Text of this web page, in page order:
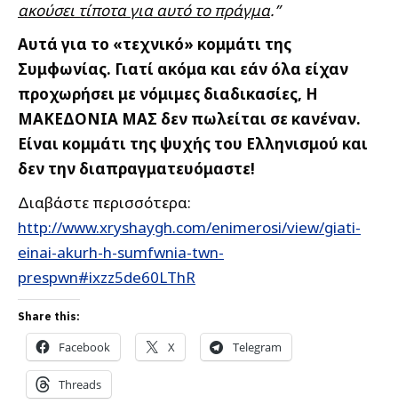
ακούσει τίποτα για αυτό το πράγμα.”
Αυτά για το «τεχνικό» κομμάτι της
Συμφωνίας. Γιατί ακόμα και εάν όλα είχαν
προχωρήσει με νόμιμες διαδικασίες, Η
ΜΑΚΕΔΟΝΙΑ ΜΑΣ δεν πωλείται σε κανέναν.
Είναι κομμάτι της ψυχής του Ελληνισμού και
δεν την διαπραγματευόμαστε!
Διαβάστε περισσότερα:
http://www.xryshaygh.com/enimerosi/view/giati-
einai-akurh-h-sumfwnia-twn-
prespwn#ixzz5de60LThR
Share this:
Facebook X Telegram
Threads